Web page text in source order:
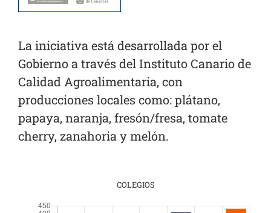
La iniciativa está desarrollada por el
Gobierno a través del Instituto Canario de
Calidad Agroalimentaria, con
producciones locales como: plátano,
papaya, naranja, fresón/fresa, tomate
cherry, zanahoria y melón.
COLEGIOS